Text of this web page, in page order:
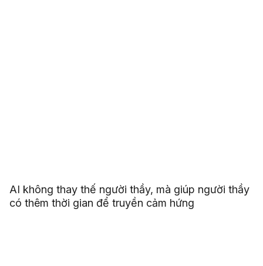
AI không thay thế người thầy, mà giúp người thầy
có thêm thời gian để truyền cảm hứng